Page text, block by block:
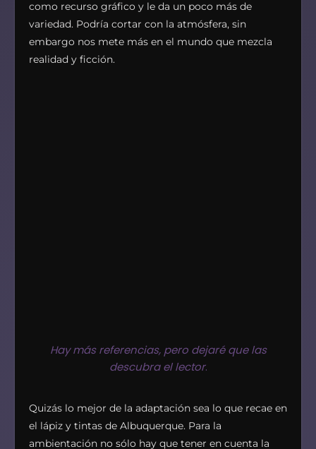
como recurso gráfico y le da un poco más de
variedad. Podría cortar con la atmósfera, sin
embargo nos mete más en el mundo que mezcla
realidad y ficción.
Hay más referencias, pero dejaré que las
descubra el lector.
Quizás lo mejor de la adaptación sea lo que recae en
el lápiz y tintas de Albuquerque. Para la
ambientación no sólo hay que tener en cuenta la